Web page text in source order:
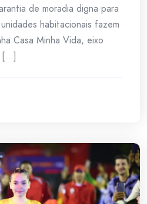
de moradia digna para
habitacionais fazem
Casa Minha Vida, eixo